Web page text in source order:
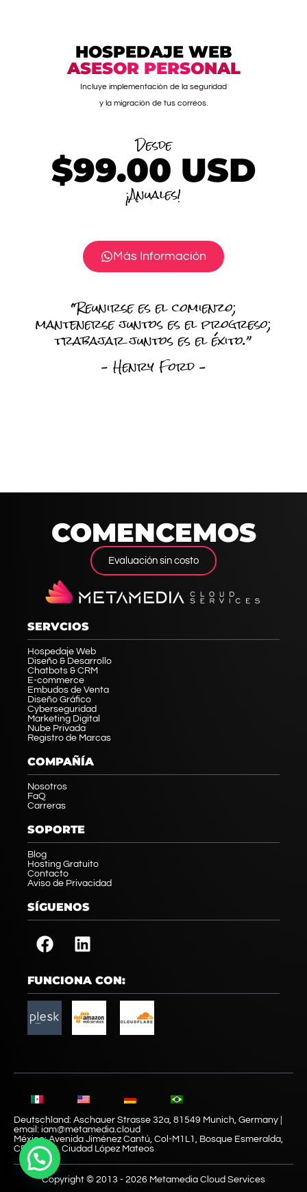
HOSPEDAJE WEB
ASESOR PERSONAL
Incluye implementación de la seguridad
y la migración de tus correos.
Desde
$99.00 USD
¡Anuales!
Más Información
“Reunirse es el comienzo;
mantenerse juntos es el progreso;
trabajar juntos es el éxito.”
– Henry Ford –
COMENCEMOS
Evaluación sin costo
SERVCIOS
Hospedaje Web
Diseño & Desarrollo
Chatbots & CRM
E-commerce
Embudos de Venta
Diseño Gráfico
Cyberseguridad
Marketing Digital
Nube Privada
Registro de Marcas
COMPAÑÍA
Nosotros
FaQ
Carreras
SOPORTE
Blog
Hosting Gratuito
Contacto
Aviso de Privacidad
SÍGUENOS
FUNCIONA CON:
Deutschland: Aschauer Strasse 32a, 81549 Munich, Germany |
email: iam@metamedia.cloud
México: Avenida Jiménez Cantú, Col-M1L1, Bosque Esmeralda,
CP. 52930, Ciudad López Mateos
Copyright © 2013 - 2026 Metamedia Cloud Services